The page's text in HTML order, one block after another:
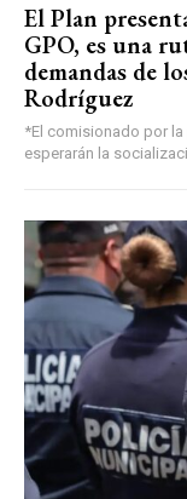
El Plan
GPO, es una
demandas de
Rodríguez
*El comisionado por
esperarán la